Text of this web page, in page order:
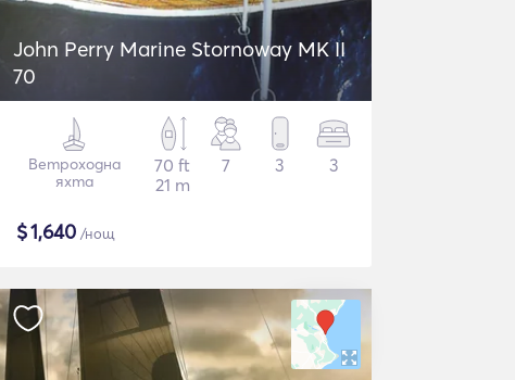
John Perry Marine Stornoway MK II
70
Ветроходна
яхта
70 ft
21 m
7 3 3
$1,640 /нощ